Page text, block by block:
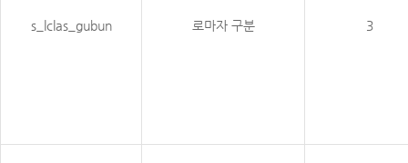
s_lclas_gubun 로마자 구분 3